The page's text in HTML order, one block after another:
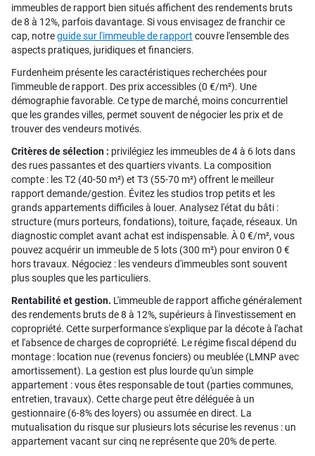
immeubles de rapport bien situés affichent des rendements bruts
de 8 à 12%, parfois davantage. Si vous envisagez de franchir ce
cap, notreguide sur l'immeuble de rapport couvre l'ensemble des
aspects pratiques, juridiques et financiers.
Furdenheim présente les caractéristiques recherchées pour
l'immeuble de rapport. Des prix accessibles (0 €/m²). Une
démographie favorable. Ce type de marché, moins concurrentiel
que les grandes villes, permet souvent de négocier les prix et de
trouver des vendeurs motivés.
Critères de sélection : privilégiez les immeubles de 4 à 6 lots dans
des rues passantes et des quartiers vivants. La composition
compte : les T2 (40-50 m²) et T3 (55-70 m²) offrent le meilleur
rapport demande/gestion. Évitez les studios trop petits et les
grands appartements difficiles à louer. Analysez l'état du bâti :
structure (murs porteurs, fondations), toiture, façade, réseaux. Un
diagnostic complet avant achat est indispensable. À 0 €/m², vous
pouvez acquérir un immeuble de 5 lots (300 m²) pour environ 0 €
hors travaux. Négociez : les vendeurs d'immeubles sont souvent
plus souples que les particuliers.
Rentabilité et gestion. L'immeuble de rapport affiche généralement
des rendements bruts de 8 à 12%, supérieurs à l'investissement en
copropriété. Cette surperformance s'explique par la décote à l'achat
et l'absence de charges de copropriété. Le régime fiscal dépend du
montage : location nue (revenus fonciers) ou meublée (LMNP avec
amortissement). La gestion est plus lourde qu'un simple
appartement : vous êtes responsable de tout (parties communes,
entretien, travaux). Cette charge peut être déléguée à un
gestionnaire (6-8% des loyers) ou assumée en direct. La
mutualisation du risque sur plusieurs lots sécurise les revenus : un
appartement vacant sur cinq ne représente que 20% de perte.